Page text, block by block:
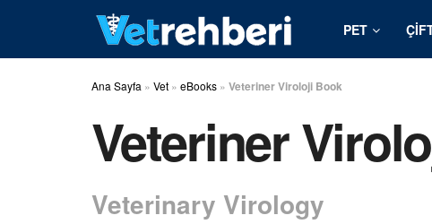
PET
Ana Sayfa » Vet » eBooks » Veteriner Viroloji Book
Veteriner
Veterinary Virology